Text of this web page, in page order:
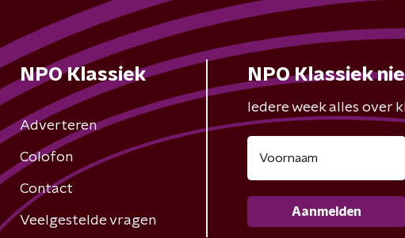
NPO Klassiek
Adverteren
Colofon
Contact
Veelgestelde vragen
NPO Klassiek
Iedere week alles over
Aanmelden